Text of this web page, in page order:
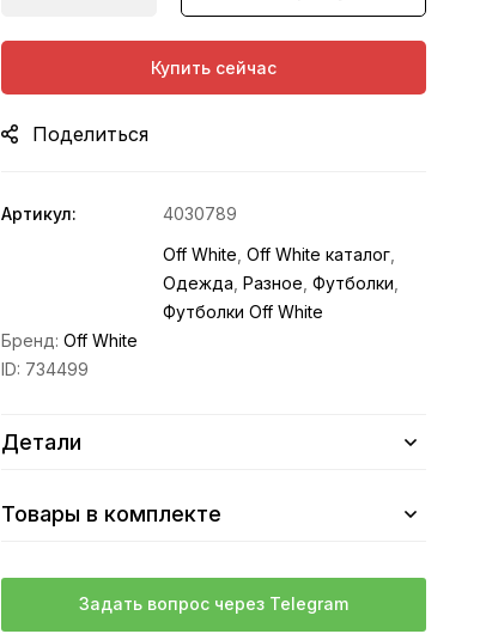
Купить сейчас
Поделиться
Артикул:
4030789
Off White ,Off White каталог
Одежда ,Разное ,Футболки
Футболки Off White
Бренд:Off White
ID: 734499
Детали
Товары в комплекте
Задать вопрос через Telegram